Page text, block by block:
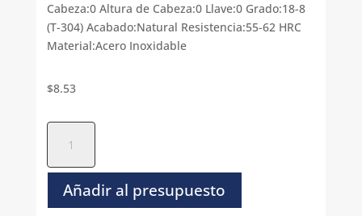
Cabeza:0 Altura de Cabeza:0 Llave:0 Grado:18-8
(T-304) Acabado:Natural Resistencia:55-62 HRC
Material:Acero Inoxidable
$8.53
Solido
Rectificado
Inoxidable
-
Añadir al presupuesto